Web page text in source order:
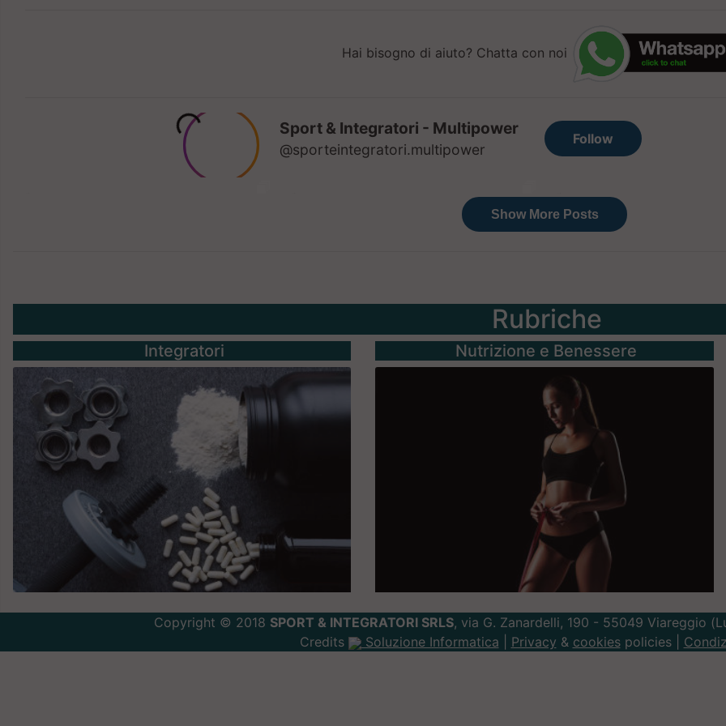
Hai bisogno di aiuto? Chatta con noi
Rubriche
Integratori Nutrizione e Benessere
Copyright © 2018 SPORT & INTEGRATORI SRLS, via G. Zanardelli, 190 - 55049 Viareggio
Credits
Soluzione Informatica Privacy & cookiespolicies |